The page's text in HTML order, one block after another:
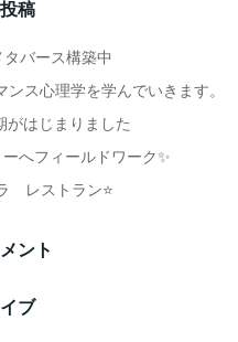
稿
バース構築中
ス心理学を学んでいきます。
はじまりました
へフィールドワーク✨
レストラン⭐️
ント
ブ